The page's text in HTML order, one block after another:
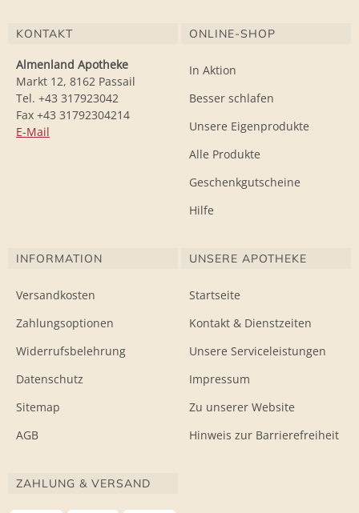
KONTAKT
Almenland Apotheke
Markt 12, 8162 Passail
Tel. +43 317923042
Fax +43 31792304214
E-Mail
ONLINE-SHOP
In Aktion
Besser schlafen
Unsere Eigenprodukte
Alle Produkte
Geschenkgutscheine
Hilfe
INFORMATION
Versandkosten
Zahlungsoptionen
Widerrufsbelehrung
Datenschutz
Sitemap
AGB
UNSERE APOTHEKE
Startseite
Kontakt & Dienstzeiten
Unsere Serviceleistungen
Impressum
Zu unserer Website
Hinweis zur Barrierefreiheit
ZAHLUNG & VERSAND